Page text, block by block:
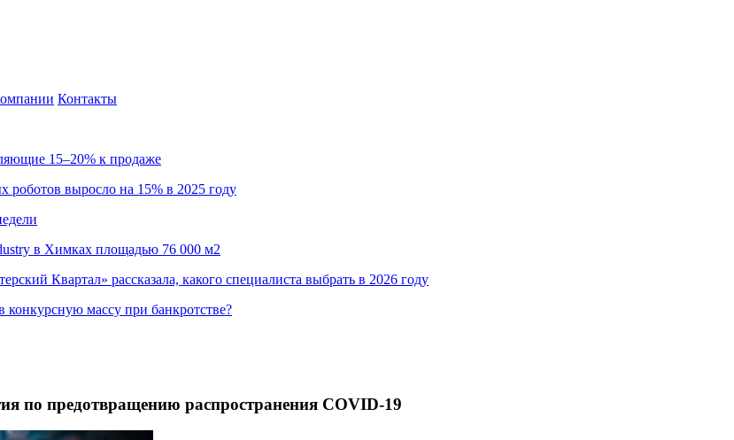
Контакты
15–20% к продаже
роботов выросло на 15% в 2025 году
в Химках площадью 76 000 м2
Квартал» рассказала, какого специалиста выбрать в 2026 году
массу при банкротстве?
по предотвращению распространения COVID-19